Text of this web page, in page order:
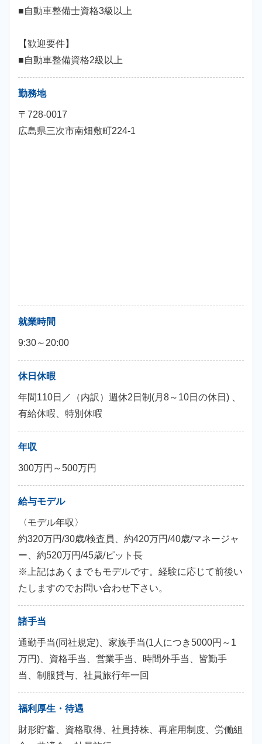
■自動車整備士資格3級以上
【歓迎要件】
■自動車整備資格2級以上
勤務地
〒728-0017
広島県三次市南畑敷町224-1
就業時間
9:30～20:00
休日休暇
年間110日／（内訳）週休2日制(月8～10日の休日) 、
有給休暇、特別休暇
年収
300万円～500万円
給与モデル
〈モデル年収〉
約320万円/30歳/検査員、約420万円/40歳/マネージャ
ー、約520万円/45歳/ピット長
※上記はあくまでもモデルです。経験に応じて前後い
たしますのでお問い合わせ下さい。
諸手当
通勤手当(同社規定)、家族手当(1人につき5000円～1
万円)、資格手当、営業手当、時間外手当、皆勤手
当、制服貸与、社員旅行年一回
福利厚生・待遇
財形貯蓄、資格取得、社員持株、再雇用制度、労働組